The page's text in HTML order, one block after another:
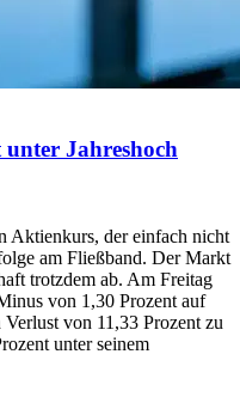
Jahreshoch
Aktienkurs, der einfach nicht
am Fließband. Der Markt
trotzdem ab. Am Freitag
von 1,30 Prozent auf
Verlust von 11,33 Prozent zu
unter seinem